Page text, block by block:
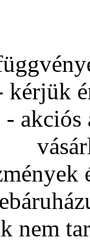
kérjük
akciós
nem